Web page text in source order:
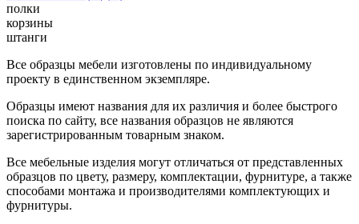
полки
корзины
штанги
Все образцы мебели изготовлены по индивидуальному
проекту в единственном экземпляре.
Образцы имеют названия для их различия и более быстрого
поиска по сайту, все названия образцов не являются
зарегистрированным товарным знаком.
Все мебельные изделия могут отличаться от представленных
образцов по цвету, размеру, комплектации, фурнитуре, а также
способами монтажа и производителями комплектующих и
фурнитуры.